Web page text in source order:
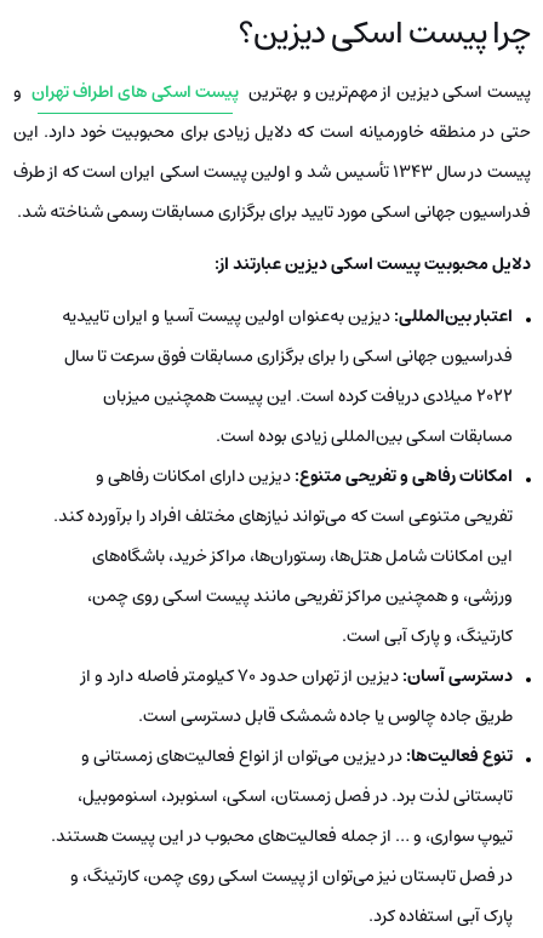
چرا پیست اسکی دیزین؟
پیست اسکی دیزین از مهم‌ترین و بهترین پیست اسکی های اطراف تهران و
حتی در منطقه خاورمیانه است که دلایل زیادی برای محبوبیت خود دارد. این
پیست در سال ۱۳۴۳ تأسیس شد و اولین پیست اسکی ایران است که از طرف
فدراسیون جهانی اسکی مورد تایید برای برگزاری مسابقات رسمی شناخته شد.
دلایل محبوبیت پیست اسکی دیزین عبارتند از:
اعتبار بین‌المللی:دیزین به‌عنوان اولین پیست آسیا و ایران تاییدیه
فدراسیون جهانی اسکی را برای برگزاری مسابقات فوق سرعت تا سال
۲۰۲۲ میلادی دریافت کرده است. این پیست همچنین میزبان
مسابقات اسکی بین‌المللی زیادی بوده است.
امکانات رفاهی و تفریحی متنوع:دیزین دارای امکانات رفاهی و
تفریحی متنوعی است که می‌تواند نیازهای مختلف افراد را برآورده کند.
این امکانات شامل هتل‌ها، رستوران‌ها، مراکز خرید، باشگاه‌های
ورزشی، و همچنین مراکز تفریحی مانند پیست اسکی روی چمن،
کارتینگ، و پارک آبی است.
دسترسی آسان:
دیزین از تهران حدود ۷۰ کیلومتر فاصله دارد و از
طریق جاده چالوس یا جاده شمشک قابل دسترسی است.
تنوع فعالیت‌ها:در دیزین می‌توان از انواع فعالیت‌های زمستانی و
تابستانی لذت برد. در فصل زمستان، اسکی، اسنوبرد، اسنوموبیل،
تیوپ سواری، و … از جمله فعالیت‌های محبوب در این پیست هستند.
در فصل تابستان نیز می‌توان از پیست اسکی روی چمن، کارتینگ، و
پارک آبی استفاده کرد.